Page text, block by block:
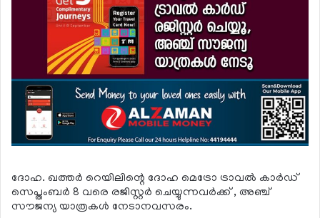
ദോഹ. ഖത്തര്‍ റെയിലിന്റെ ദോഹ മെട്രോ ട്രാവല്‍ കാര്‍ഡ്
സെപ്തംബര്‍ 8 വരെ രജിസ്റ്റര്‍ ചെയ്യുന്നവര്‍ക്ക് , അഞ്ച്
സൗജന്യ യാത്രകള്‍ നേടാനവസരം.